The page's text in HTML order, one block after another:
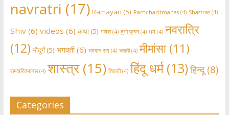
navratri (17) Ramayan (5) Ramcharitmanas(4) Shastras(4)
Shiv(6) videos (6) कथा(5) गणेश(4) दुर्गा पूजन(4) धर्म(4) नवरात्रि
(12) नौदुर्गे(5) भगवती(6) भग़वान राम(4) भवानी(4) मीमांसा(11)
रामचरितमानस(4) शास्त्र(15) शिवजी(4) हिंदू धर्म(13)हिन्दू(8)
Categories